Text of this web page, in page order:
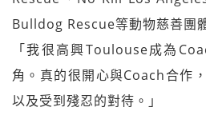
Bulldog Rescue等動物慈善團
「我很高興Toulouse成為
角。真的很開心與Coach合作
以及受到殘忍的對待。」